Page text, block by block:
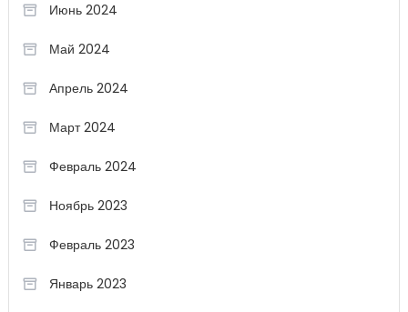
Июнь 2024
Май 2024
Апрель 2024
Март 2024
Февраль 2024
Ноябрь 2023
Февраль 2023
Январь 2023